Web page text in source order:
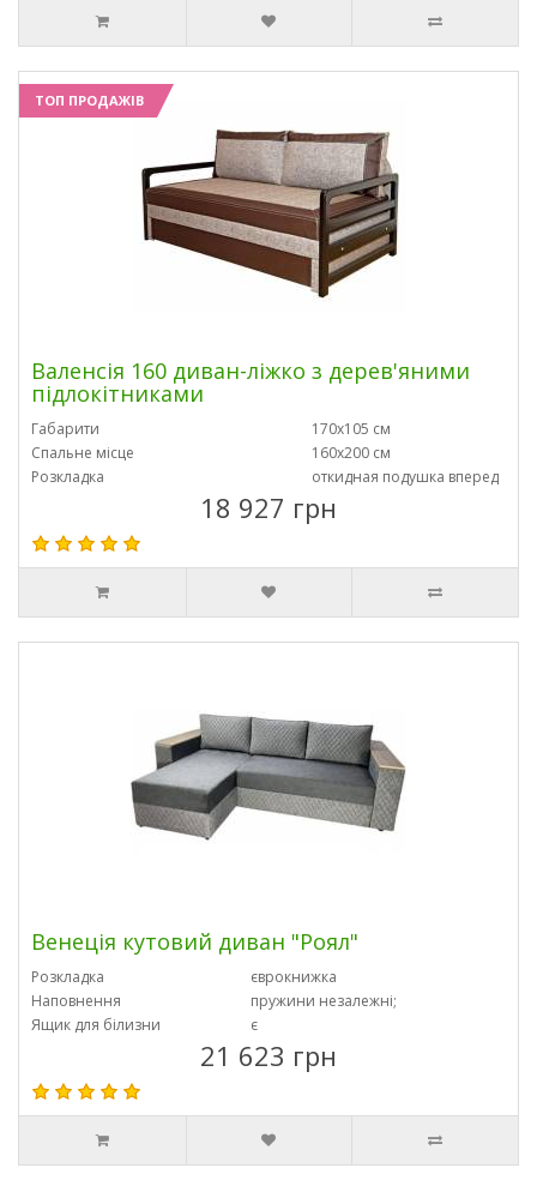
ТОП ПРОДАЖІВ
Валенсія 160 диван-ліжко з дерев'яними
підлокітниками
Габарити
170х105 см
Спальне місце
160х200 см
Розкладка
откидная подушка вперед
18 927 грн
Венеція кутовий диван "Роял"
Розкладка
єврокнижка
Наповнення
пружини незалежні;
Ящик для білизни
є
21 623 грн